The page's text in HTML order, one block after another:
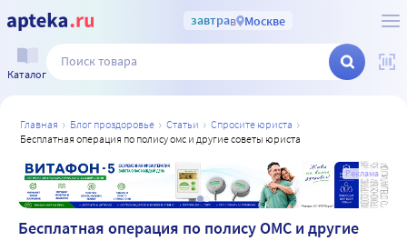
завтрав Москве
Каталог
главная блог проздоровье статьи
спросите юриста
бесплатная операция по полису омс и другие советы юриста
Реклама
Бесплатная операция по полису ОМС и другие